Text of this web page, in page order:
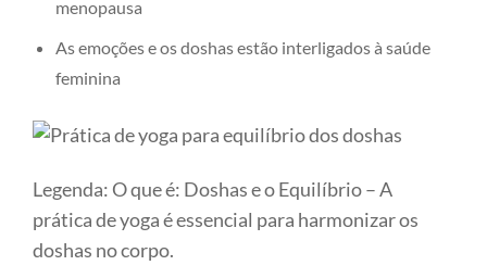
menopausa
As emoções e os doshas estão interligados à saúde
feminina
Legenda: O que é: Doshas e o Equilíbrio – A
prática de yoga é essencial para harmonizar os
doshas no corpo.